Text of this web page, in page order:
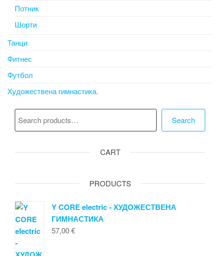
Потник
Шорти
Танци
Фитнес
Футбол
Художествена гимнастика.
Search
CART
PRODUCTS
Y CORE electric - ХУДОЖЕСТВЕНА
ГИМНАСТИКА
57,00€